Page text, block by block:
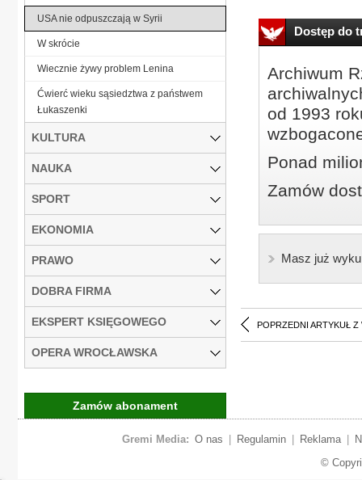
Dostęp do
Archiwum
od 1993
Ponad
Zamów
Masz już
POPRZEDNI ARTYKUŁ Z
USA nie odpuszczają w Syrii
W skrócie
Wiecznie żywy problem Lenina
Ćwierć wieku sąsiedztwa z państwem
Łukaszenki
KULTURA
NAUKA
SPORT
EKONOMIA
PRAWO
DOBRA FIRMA
EKSPERT KSIĘGOWEGO
OPERA WROCŁAWSKA
Zamów abonament
Gremi Media: O nas Regulamin Reklama
©